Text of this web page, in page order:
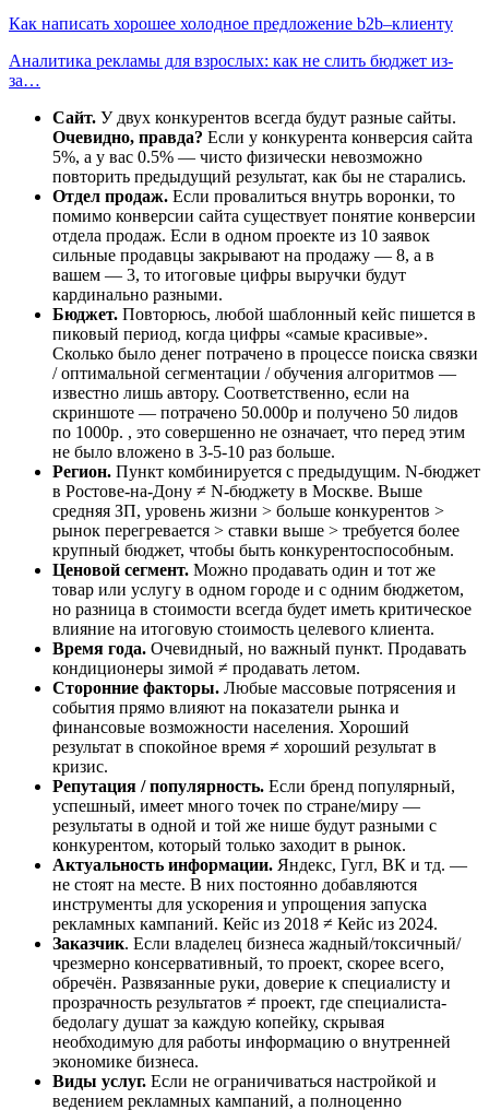
Как написать хорошее холодное предложение b2b–клиенту
Аналитика рекламы для взрослых: как не слить бюджет из-
за…
Сайт. У двух конкурентов всегда будут разные сайты.
Очевидно, правда? Если у конкурента конверсия сайта
5%, а у вас 0.5% — чисто физически невозможно
повторить предыдущий результат, как бы не старались.
Отдел продаж. Если провалиться внутрь воронки, то
помимо конверсии сайта существует понятие конверсии
отдела продаж. Если в одном проекте из 10 заявок
сильные продавцы закрывают на продажу — 8, а в
вашем — 3, то итоговые цифры выручки будут
кардинально разными.
Бюджет. Повторюсь, любой шаблонный кейс пишется в
пиковый период, когда цифры «самые красивые».
Сколько было денег потрачено в процессе поиска связки
/ оптимальной сегментации / обучения алгоритмов —
известно лишь автору. Соответственно, если на
скриншоте — потрачено 50.000р и получено 50 лидов
по 1000р. , это совершенно не означает, что перед этим
не было вложено в 3-5-10 раз больше.
Регион. Пункт комбинируется с предыдущим. N-бюджет
в Ростове-на-Дону ≠ N-бюджету в Москве. Выше
средняя ЗП, уровень жизни > больше конкурентов >
рынок перегревается > ставки выше > требуется более
крупный бюджет, чтобы быть конкурентоспособным.
Ценовой сегмент. Можно продавать один и тот же
товар или услугу в одном городе и с одним бюджетом,
но разница в стоимости всегда будет иметь критическое
влияние на итоговую стоимость целевого клиента.
Время года. Очевидный, но важный пункт. Продавать
кондиционеры зимой ≠ продавать летом.
Сторонние факторы. Любые массовые потрясения и
события прямо влияют на показатели рынка и
финансовые возможности населения. Хороший
результат в спокойное время ≠ хороший результат в
кризис.
Репутация / популярность. Если бренд популярный,
успешный, имеет много точек по стране/миру —
результаты в одной и той же нише будут разными с
конкурентом, который только заходит в рынок.
Актуальность информации. Яндекс, Гугл, ВК и тд. —
не стоят на месте. В них постоянно добавляются
инструменты для ускорения и упрощения запуска
рекламных кампаний. Кейс из 2018 ≠ Кейс из 2024.
Заказчик. Если владелец бизнеса жадный/токсичный/
чрезмерно консервативный, то проект, скорее всего,
обречён. Развязанные руки, доверие к специалисту и
прозрачность результатов ≠ проект, где специалиста-
бедолагу душат за каждую копейку, скрывая
необходимую для работы информацию о внутренней
экономике бизнеса.
Виды услуг. Если не ограничиваться настройкой и
ведением рекламных кампаний, а полноценно